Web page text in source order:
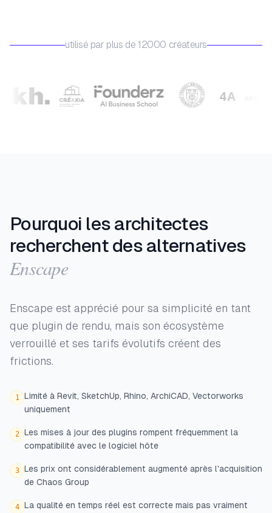
utilisé par plus de 12000 créateurs
Pourquoi les architectes
recherchent des alternatives
Enscape
Enscape est apprécié pour sa simplicité en tant
que plugin de rendu, mais son écosystème
verrouillé et ses tarifs évolutifs créent des
frictions.
1
Limité à Revit, SketchUp, Rhino, ArchiCAD, Vectorworks
uniquement
2
Les mises à jour des plugins rompent fréquemment la
compatibilité avec le logiciel hôte
3
Les prix ont considérablement augmenté après l'acquisition
de Chaos Group
4
La qualité en temps réel est correcte mais pas vraiment